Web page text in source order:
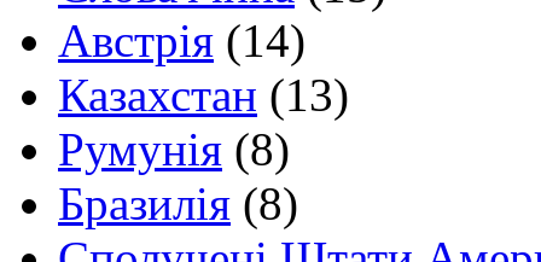
Австрія (14)
Казахстан (13)
Румунія (8)
Бразилія (8)